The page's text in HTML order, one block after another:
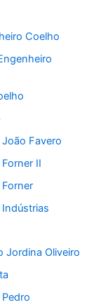
Coelho
Favero
II
Jordina Oliveiro